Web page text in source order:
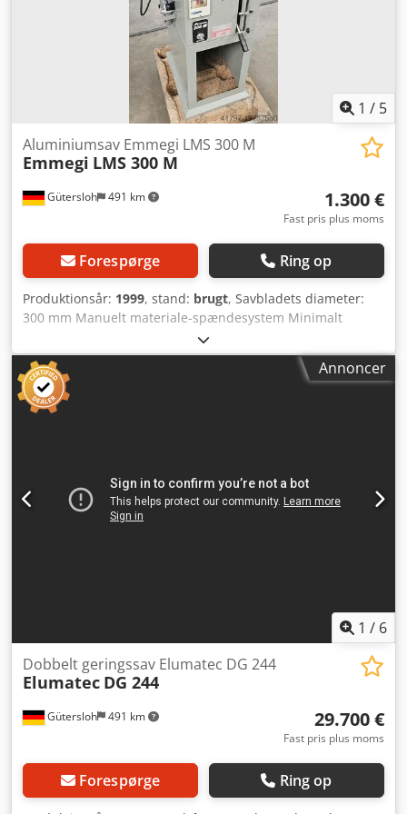
1 / 5
Gütersloh 491 km
Aluminiumsav Emmegi LMS 300 M
Emmegi LMS 300 M
1.300 €
Fast pris plus moms
Forespørge Ring op
Produktionsår: 1999, stand: brugt, Savbladets diameter:
300 mm Manuelt materiale-spændesystem Minimalt
smøresystem God stand Chedpfsw Im Trex Ahaoa 120 kg
Annoncer
1 / 6
Gütersloh 491 km
Dobbelt geringssav Elumatec DG 244
Elumatec DG 244
29.700 €
Fast pris plus moms
Forespørge Ring op